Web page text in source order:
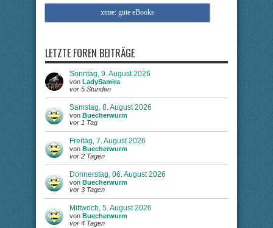
xtme: gute eBooks
LETZTE FOREN BEITRÄGE
Sonntag, 9. August 2026
von LadySamira
vor 5 Stunden
Samstag, 8. August 2026
von Buecherwurm
vor 1 Tag
Freitag, 7. August 2026
von Buecherwurm
vor 2 Tagen
Donnerstag, 06. August 2026
von Buecherwurm
vor 3 Tagen
Mittwoch, 5. August 2026
von Buecherwurm
vor 4 Tagen